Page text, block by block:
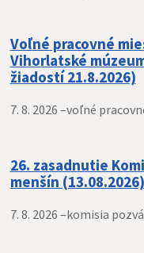
Voľné pracovné
Vihorlatské
žiadostí 21.8.2026)
7. 8. 2026 –voľné
26. zasadnutie
menšín (13.08.2026)
7. 8. 2026 –komisia